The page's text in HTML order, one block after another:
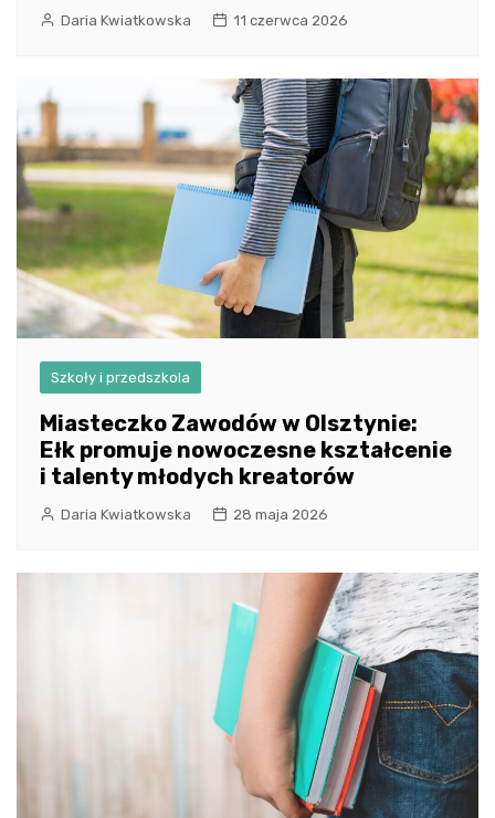
Daria Kwiatkowska 11 czerwca 2026
Szkoły i przedszkola
Miasteczko Zawodów w Olsztynie:
Ełk promuje nowoczesne kształcenie
i talenty młodych kreatorów
Daria Kwiatkowska 28 maja 2026